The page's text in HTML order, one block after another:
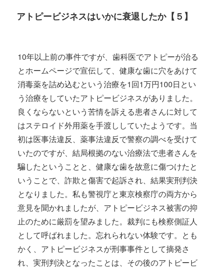
アトピービジネスはいかに衰退したか【５】
10年以上前の事件ですが、歯科医でアトピーが治る
とホームページで宣伝して、健康な歯に穴をあけて
消毒薬を詰め込むという治療を1回1万円100日とい
う治療をしていたアトピービジネスがありました。
良くならないという苦情を訴える患者さんに対して
はステロイド外用薬を手渡ししていたようです。当
初は医事法違反、薬事法違反で警察の調べを受けて
いたのですが、結局根拠のない治療法で患者さんを
騙したということと、健康な歯を故意に傷つけたと
いうことで、詐欺と傷害で起訴され、結果実刑判決
となりました。私も警視庁と東京検察庁の両方から
意見を聞かれましたが、アトピービジネス被害の抑
止のために厳罰を望みました。裁判にも検察側証人
として呼ばれました。忘れられない体験です。とも
かく、アトピービジネスが刑事事件として摘発さ
れ、実刑判決となったことは、その後のアトピービ